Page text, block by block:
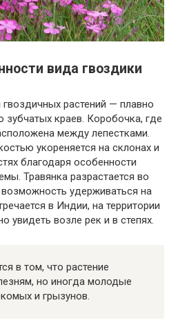
вида гвоздики
растений — плавно
краев. Коробочка, где
между лепестками.
укореняется на склонах и
благодаря особенности
Травянка разрастается во
удерживаться на
в Индии, на территории
увидеть возле рек и в степях.
в том, что растение
но иногда молодые
и грызунов.